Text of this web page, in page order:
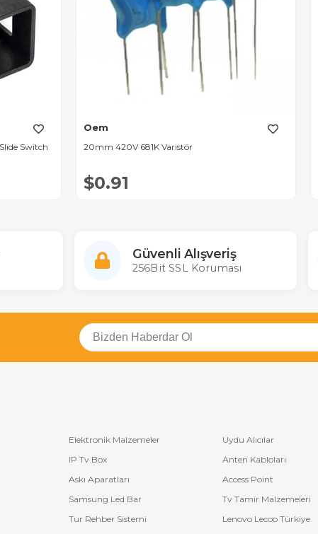
Switch
Oem
20mm 420V 681K Varistör
$0.91
Güvenli Alışveriş
256Bit SSL Koruması
Elektronik Malzemeler Uydu Alıcılar
IP Tv Box Anten Kabloları
Askı Aparatları Access Point
Samsung Led Bar Tv Tamir Malzemeleri
Tur Rehber Sistemi Lenovo Lecoo Türkiye